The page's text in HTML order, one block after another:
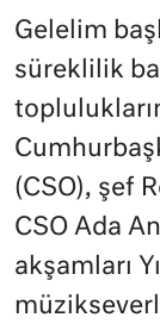
Gelelim
süreklilik
(CSO), şef
CSO Ada
akşamları